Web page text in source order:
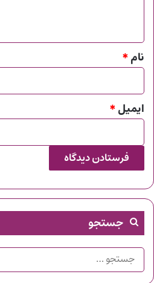
نام*
ایمیل*
جستجو